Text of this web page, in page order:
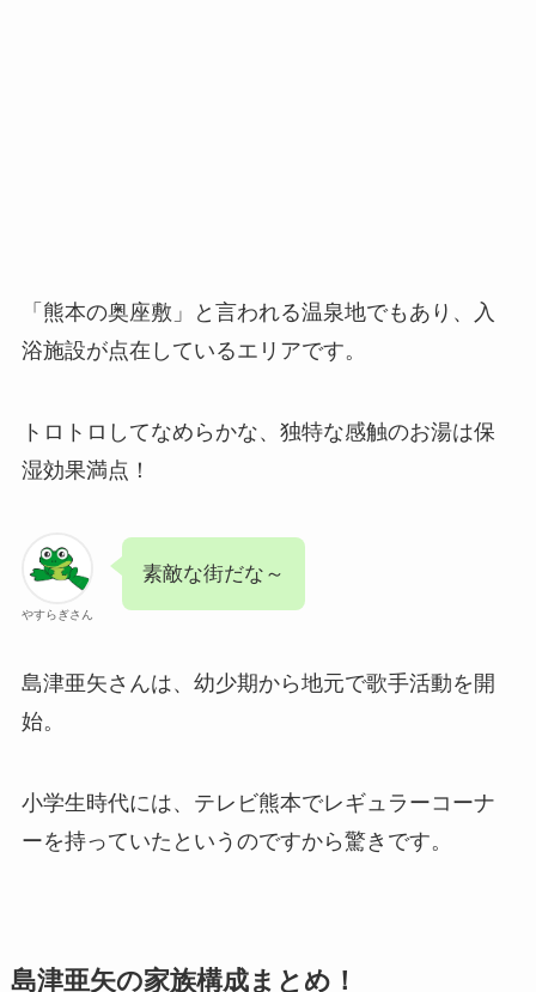
「熊本の奥座敷」と言われる温泉地でもあり、入
浴施設が点在しているエリアです。
トロトロしてなめらかな、独特な感触のお湯は保
湿効果満点！
やすらぎさん
素敵な街だな～
島津亜矢さんは、幼少期から地元で歌手活動を開
始。
小学生時代には、テレビ熊本でレギュラーコーナ
ーを持っていたというのですから驚きです。
島津亜矢の家族構成まとめ！